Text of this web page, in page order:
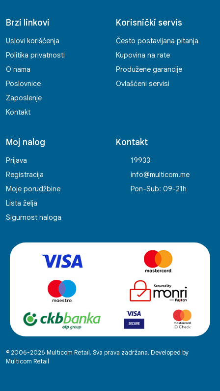
Brzi linkovi
Uslovi korišćenja
Politika privatnosti
O nama
Poslovnice
Zaposlenje
Kontakt
Korisnički servis
Često postavljana pitanja
Kupovina na rate
Produžene garancije
Ovlašćeni servisi
Moj nalog
Prijava
Registracija
Moje porudžbine
Lista želja
Sigurnost naloga
Kontakt
19933
info@multicom.me
Pon-Sub: 09-21h
© 2006-2026 Multicom Retail. Sva prava zadržana. Developed by
Multicom Retail